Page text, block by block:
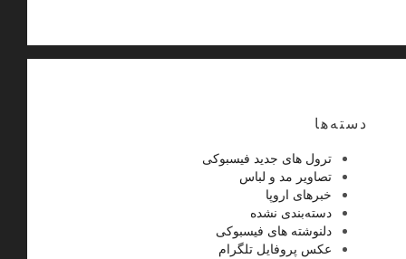
دسته‌ها
ترول های جدید فیسبوکی
تصاویر مد و لباس
خبرهای اروپا
دسته‌بندی نشده
دلنوشته های فیسبوکی
عکس پروفایل تلگرام